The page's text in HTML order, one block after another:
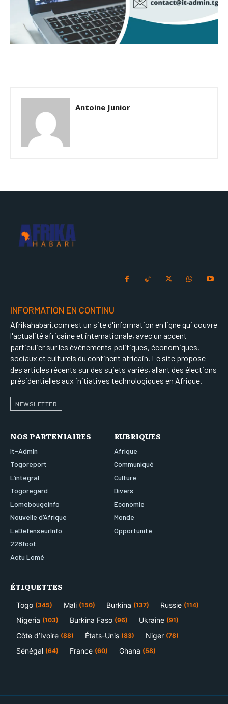
Antoine Junior
INFORMATION EN CONTINU
Afrikahabari.com est un site d'information en ligne qui couvre
l'actualité africaine et internationale, avec un accent
particulier sur les événements politiques, économiques,
sociaux et culturels du continent africain. Le site propose
des articles récents sur des sujets variés, allant des élections
présidentielles aux initiatives technologiques en Afrique.
NEWSLETTER
NOS PARTENIAIRES
It-Admin
Togoreport
L’integral
Togoregard
Lomebougeinfo
Nouvelle d’Afrique
LeDefenseurInfo
228foot
Actu Lomé
RUBRIQUES
Afrique
Communiqué
Culture
Divers
Economie
Monde
Opportunité
ÉTIQUETTES
Togo (345) Mali (150) Burkina (137) Russie (114)
Nigeria (103) Burkina Faso (96) Ukraine (91)
Côte d’Ivoire (88) États-Unis (83) Niger (78)
Sénégal (64) France (60) Ghana (58)